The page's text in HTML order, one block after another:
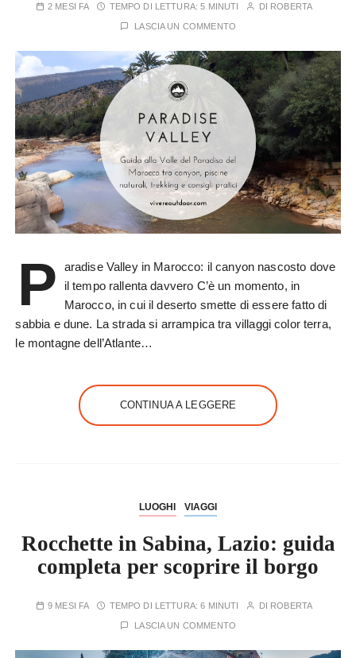
2 MESI FA TEMPO DI LETTURA:5 MINUTI DI ROBERTA
LASCIA UN COMMENTO
P
aradise Valley in Marocco: il canyon nascosto dove
il tempo rallenta davvero C’è un momento, in
Marocco, in cui il deserto smette di essere fatto di
sabbia e dune. La strada si arrampica tra villaggi color terra,
le montagne dell’Atlante…
CONTINUA A LEGGERE
LUOGHI VIAGGI
Rocchette in Sabina, Lazio: guida
completa per scoprire il borgo
9 MESI FA TEMPO DI LETTURA:6 MINUTI DI ROBERTA
LASCIA UN COMMENTO